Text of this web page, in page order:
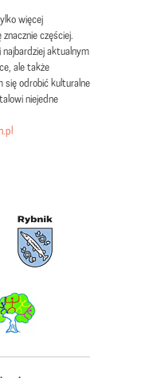
więcej
częściej.
aktualnym
ale także
się odrobić kulturalne
niejedne